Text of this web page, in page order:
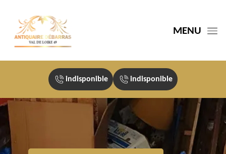
MENU
indisponible indisponible